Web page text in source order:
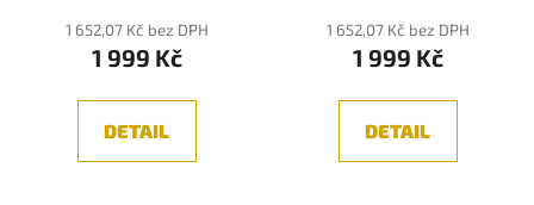
1 652,07 Kč bez DPH
1 999 Kč
DETAIL
1 652,07 Kč bez DPH
1 999 Kč
DETAIL